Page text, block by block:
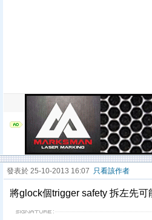
發表於 25-10-2013 16:07 只看該作者
將glock個trigger safety 拆左先可